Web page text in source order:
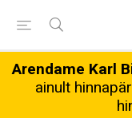
Arendame Karl
ainult